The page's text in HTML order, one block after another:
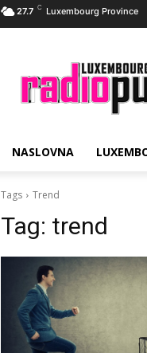
27.7 C Luxembourg Province
NASLOVNA
Tags Trend
Tag: trend